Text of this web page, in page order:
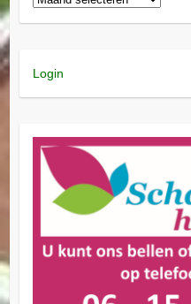
Login